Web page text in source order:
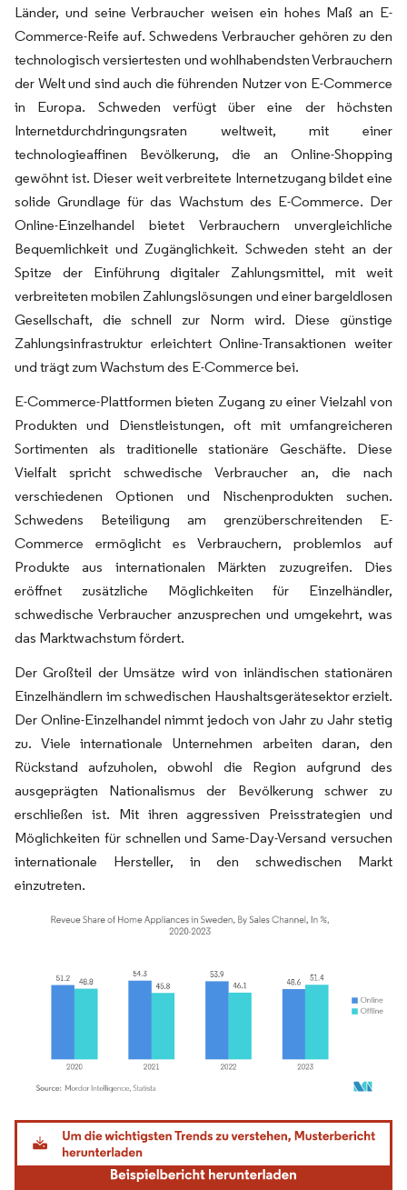
Länder, und seine Verbraucher weisen ein hohes Maß an E-
Commerce-Reife auf. Schwedens Verbraucher gehören zu den
technologisch versiertesten und wohlhabendsten Verbrauchern
der Welt und sind auch die führenden Nutzer von E-Commerce
in Europa. Schweden verfügt über eine der höchsten
Internetdurchdringungsraten weltweit, mit einer
technologieaffinen Bevölkerung, die an Online-Shopping
gewöhnt ist. Dieser weit verbreitete Internetzugang bildet eine
solide Grundlage für das Wachstum des E-Commerce. Der
Online-Einzelhandel bietet Verbrauchern unvergleichliche
Bequemlichkeit und Zugänglichkeit. Schweden steht an der
Spitze der Einführung digitaler Zahlungsmittel, mit weit
verbreiteten mobilen Zahlungslösungen und einer bargeldlosen
Gesellschaft, die schnell zur Norm wird. Diese günstige
Zahlungsinfrastruktur erleichtert Online-Transaktionen weiter
und trägt zum Wachstum des E-Commerce bei.
E-Commerce-Plattformen bieten Zugang zu einer Vielzahl von
Produkten und Dienstleistungen, oft mit umfangreicheren
Sortimenten als traditionelle stationäre Geschäfte. Diese
Vielfalt spricht schwedische Verbraucher an, die nach
verschiedenen Optionen und Nischenprodukten suchen.
Schwedens Beteiligung am grenzüberschreitenden E-
Commerce ermöglicht es Verbrauchern, problemlos auf
Produkte aus internationalen Märkten zuzugreifen. Dies
eröffnet zusätzliche Möglichkeiten für Einzelhändler,
schwedische Verbraucher anzusprechen und umgekehrt, was
das Marktwachstum fördert.
Der Großteil der Umsätze wird von inländischen stationären
Einzelhändlern im schwedischen Haushaltsgerätesektor erzielt.
Der Online-Einzelhandel nimmt jedoch von Jahr zu Jahr stetig
zu. Viele internationale Unternehmen arbeiten daran, den
Rückstand aufzuholen, obwohl die Region aufgrund des
ausgeprägten Nationalismus der Bevölkerung schwer zu
erschließen ist. Mit ihren aggressiven Preisstrategien und
Möglichkeiten für schnellen und Same-Day-Versand versuchen
internationale Hersteller, in den schwedischen Markt
einzutreten.
Bild © Mordor Intelligence. Wiederverwendung erfordert Namensnennung gemäß